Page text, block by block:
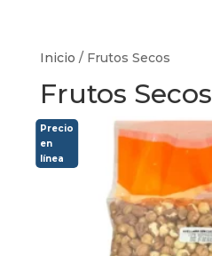
Inicio / Frutos Secos
Frutos Secos